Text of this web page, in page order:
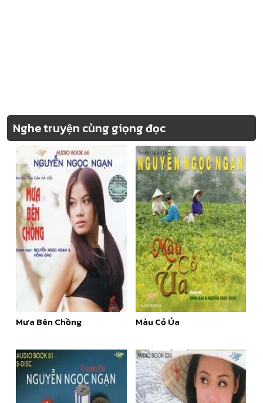
Nghe truyện cùng giọng đọc
Mưa Bên Chồng Màu Cỏ Úa